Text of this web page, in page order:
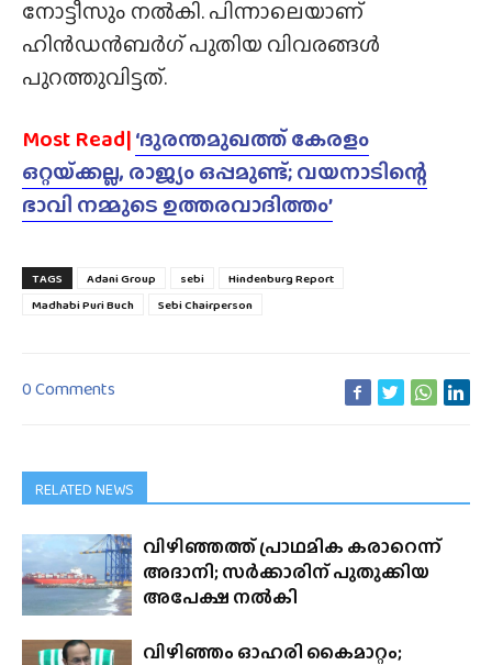
നോട്ടീസും നൽകി. പിന്നാലെയാണ്
ഹിൻഡൻബർഗ് പുതിയ വിവരങ്ങൾ
പുറത്തുവിട്ടത്.
Most Read|‘ദുരന്തമുഖത്ത് കേരളം
ഒറ്റയ്‌ക്കല്ല, രാജ്യം ഒപ്പമുണ്ട്; വയനാടിന്റെ
ഭാവി നമ്മുടെ ഉത്തരവാദിത്തം’
TAGS Adani Group sebi
Hindenburg Report
Madhabi Puri Buch
Sebi Chairperson
0 Comments
RELATED NEWS
വിഴിഞ്ഞത്ത് പ്രാഥമിക കരാറെന്ന്
അദാനി; സർക്കാരിന് പുതുക്കിയ
അപേക്ഷ നൽകി
വിഴിഞ്ഞം ഓഹരി കൈമാറ്റം;